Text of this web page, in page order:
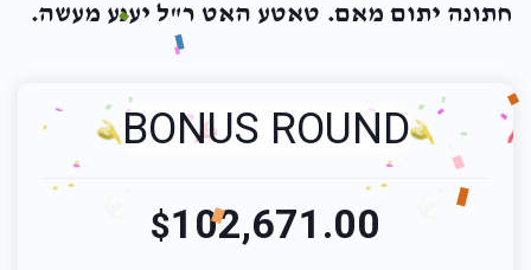
חתונה יתום מאם. טאטע האט ר"ל יענע מעשה.
BONUS ROUND
$102,671.00